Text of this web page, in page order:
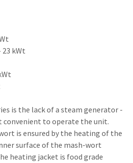
kWt
is the lack of a steam generator -
convenient to operate the unit.
is ensured by the heating of the
surface of the mash-wort
heating jacket is food grade